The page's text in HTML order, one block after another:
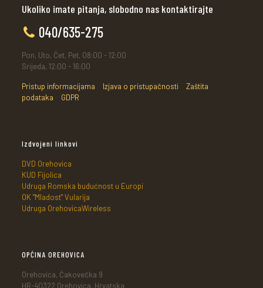
Ukoliko imate pitanja, slobodno nas kontaktirajte
040/635-275
Pon, Uto, Čet, Pet, 08:00 - 12:00
Srijeda, 12:00 - 16:00
Pristup informacijama Izjava o pristupačnosti
Zaštita
podataka
GDPR
Izdvojeni linkovi
DVD Orehovica
KUD Fijolica
Udruga Romska budućnost u Europi
OK "Mladost" Vularija
Udruga OrehovicaWireless
OPĆINA OREHOVICA
Orehovica, Čakovečka 9
HR-40322 Orehovica, Hrvatska